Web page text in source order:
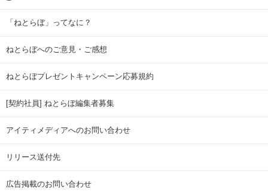
「ねとらぼ」ってなに？
ねとらぼへのご意見・ご感想
ねとらぼプレゼントキャンペーン応募規約
[契約社員] ねとらぼ編集者募集
アイティメディアへのお問い合わせ
リリース送付先
広告掲載のお問い合わせ